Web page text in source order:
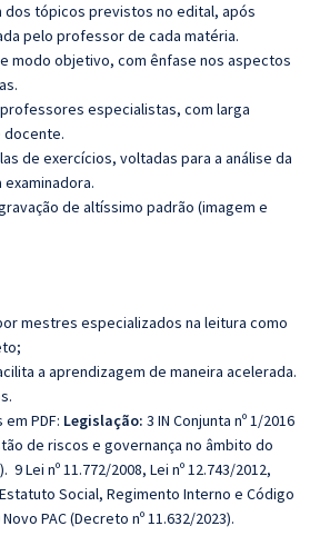
dos tópicos previstos no edital, após
pelo professor de cada matéria.
modo objetivo, com ênfase nos aspectos
especialistas, com larga
docente.
de exercícios, voltadas para a análise da
de altíssimo padrão (imagem e
mestres especializados na leitura como
a aprendizagem de maneira acelerada.
PDF: Legislação: 3 IN Conjunta nº 1/2016
de riscos e governança no âmbito do
Lei nº 11.772/2008, Lei nº 12.743/2012,
Social, Regimento Interno e Código
PAC (Decreto nº 11.632/2023).